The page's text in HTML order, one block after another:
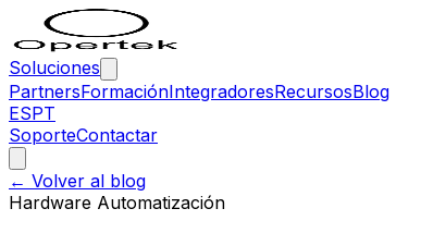
Soluciones
PartnersFormaciónIntegradoresRecursosBlog
ESPT
SoporteContactar
← Volver al blog
Hardware Automatización